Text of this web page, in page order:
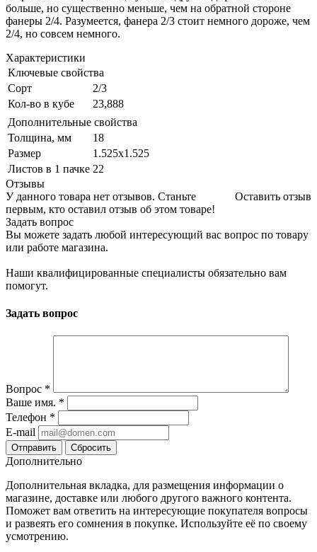
больше, но существенно меньше, чем на обратной стороне
фанеры 2/4. Разумеется, фанера 2/3 стоит немного дороже, чем
2/4, но совсем немного.
Характеристики
Ключевые свойства
Сорт
2/3
Кол-во в кубе
23,888
Дополнительные свойства
Толщина, мм
18
Размер
1.525х1.525
Листов в 1 пачке 22
Отзывы
Оставить отзыв
У данного товара нет отзывов. Станьте
первым, кто оставил отзыв об этом товаре!
Задать вопрос
Вы можете задать любой интересующий вас вопрос по товару
или работе магазина.
Наши квалифицированные специалисты обязательно вам
помогут.
Задать вопрос
Вопрос *
Ваше имя. *
Телефон *
E-mail
Сбросить
Дополнительно
Дополнительная вкладка, для размещения информации о
магазине, доставке или любого другого важного контента.
Поможет вам ответить на интересующие покупателя вопросы
и развеять его сомнения в покупке. Используйте её по своему
усмотрению.